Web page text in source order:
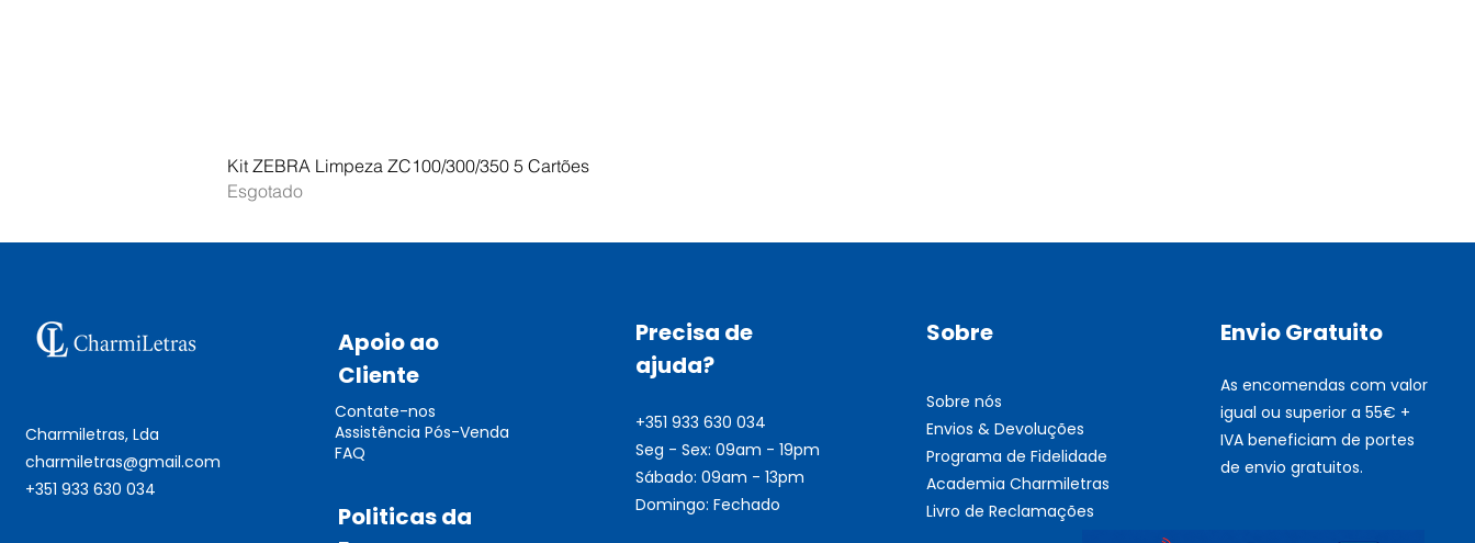
Kit ZEBRA Limpeza ZC100/300/350 5 Cartões
Esgotado
Charmiletras, Lda
charmiletras@gmail.com
+351 933 630 034
Apoio ao
Cliente
Contate-nos
Assistência Pós-Venda
FAQ
Politicas da
Precisa de
ajuda?
+351 933 630 034
Seg - Sex: 09am - 19pm
Sábado: 09am - 13pm
Domingo: Fechado
Sobre
Sobre nós
Envios & Devoluções
Programa de Fidelidade
Academia Charmiletras
Livro de Reclamações
Envio Gratuito
As encomendas com valor
igual ou superior a 55€ +
IVA beneficiam de portes
de envio gratuitos.